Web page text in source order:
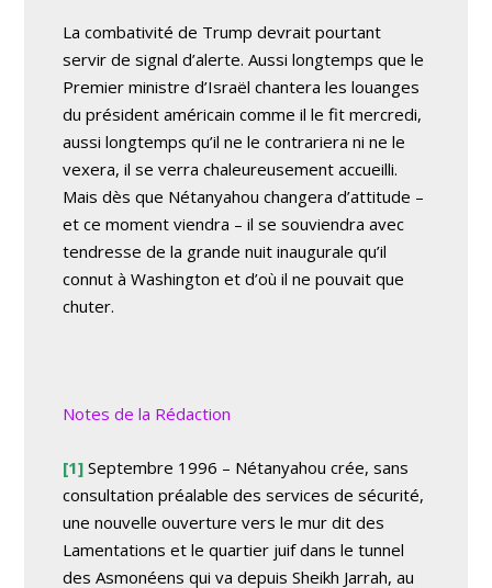
La combativité de Trump devrait pourtant
servir de signal d’alerte. Aussi longtemps que le
Premier ministre d’Israël chantera les louanges
du président américain comme il le fit mercredi,
aussi longtemps qu’il ne le contrariera ni ne le
vexera, il se verra chaleureusement accueilli.
Mais dès que Nétanyahou changera d’attitude –
et ce moment viendra – il se souviendra avec
tendresse de la grande nuit inaugurale qu’il
connut à Washington et d’où il ne pouvait que
chuter.
Notes de la Rédaction
[1] Septembre 1996 – Nétanyahou crée, sans
consultation préalable des services de sécurité,
une nouvelle ouverture vers le mur dit des
Lamentations et le quartier juif dans le tunnel
des Asmonéens qui va depuis Sheikh Jarrah, au